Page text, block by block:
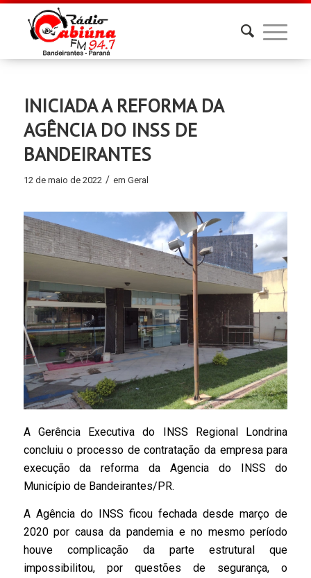
INICIADA A REFORMA DA
AGÊNCIA DO INSS DE
BANDEIRANTES
12 de maio de 2022 / em Geral
A Gerência Executiva do INSS Regional Londrina
concluiu o processo de contratação da empresa para
execução da reforma da Agencia do INSS do
Município de Bandeirantes/PR.
A Agência do INSS ficou fechada desde março de
2020 por causa da pandemia e no mesmo período
houve complicação da parte estrutural que
impossibilitou, por questões de segurança, o